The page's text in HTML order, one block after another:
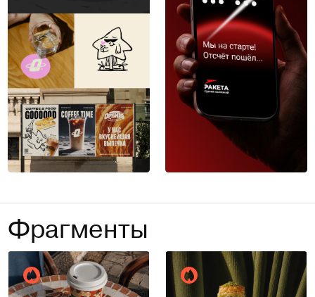
Фрагменты